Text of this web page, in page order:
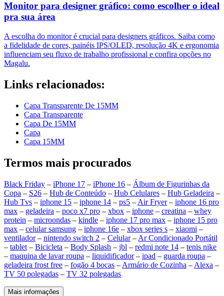
Monitor para designer gráfico: como escolher o ideal
pra sua área
A escolha do monitor é crucial para designers gráficos. Saiba como
a fidelidade de cores, painéis IPS/OLED, resolução 4K e ergonomia
influenciam seu fluxo de trabalho profissional e confira opções no
Magalu.
Links relacionados:
Capa Transparente De 15MM
Capa Transparente
Capa De 15MM
Capa
Capa 15MM
Termos mais procurados
Black Friday – iPhone 17 – iPhone 16 – Álbum de Figurinhas da
Copa – S26 – Hub de Conteúdo – Hub Celulares – Hub Geladeira –
Hub Tvs – iphone 15 – iphone 14 – ps5 – Air Fryer– iphone 16 pro
max – geladeira – poco x7 pro – xbox – iphone – creatina – whey
protein – microondas – kindle – iphone 17 pro max – iphone 15 pro
max – celular samsung – iphone 16e – xbox series s – xiaomi –
ventilador– nintendo switch 2 – Celular– Ar Condicionado Portátil
– tablet – Bicicleta – Body Splash – jbl – redmi note 14 – tenis nike
– maquina de lavar roupa – liquidificador– ipad – guarda roupa –
geladeira frost free – fogão 4 bocas – Armário de Cozinha – Alexa –
TV 50 polegadas – TV 32 polegadas
Mais informações